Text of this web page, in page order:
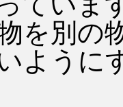
を別の
ように